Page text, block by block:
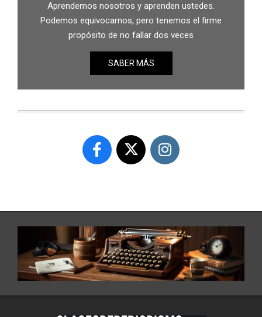
Aprendemos nosotros y aprenden ustedes.
Podemos equivocarnos, pero tenemos el firme
propósito de no fallar dos veces
SABER MÁS